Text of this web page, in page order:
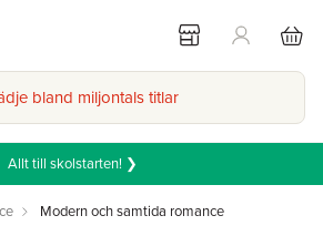
bland miljontals titlar
Allt till skolstarten! ❯
Modern och samtida romance